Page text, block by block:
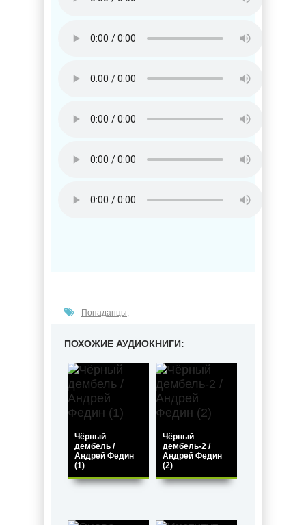
Попаданцы,
ПОХОЖИЕ АУДИОКНИГИ:
Чёрный
дембель /
Андрей Федин
(1)
Чёрный
дембель-2 /
Андрей Федин
(2)